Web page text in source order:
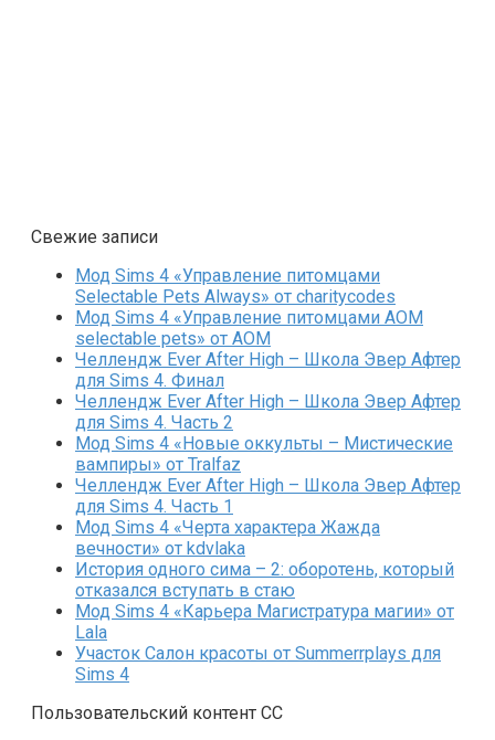
Свежие записи
Мод Sims 4 «Управление питомцами
Selectable Pets Always» от charitycodes
Мод Sims 4 «Управление питомцами AOM
selectable pets» от AOM
Челлендж Ever After High – Школа Эвер Афтер
для Sims 4. Финал
Челлендж Ever After High – Школа Эвер Афтер
для Sims 4. Часть 2
Мод Sims 4 «Новые оккульты – Мистические
вампиры» от Tralfaz
Челлендж Ever After High – Школа Эвер Афтер
для Sims 4. Часть 1
Мод Sims 4 «Черта характера Жажда
вечности» от kdvlaka
История одного сима – 2: оборотень, который
отказался вступать в стаю
Мод Sims 4 «Карьера Магистратура магии» от
Lala
Участок Салон красоты от Summerrplays для
Sims 4
Пользовательский контент СС